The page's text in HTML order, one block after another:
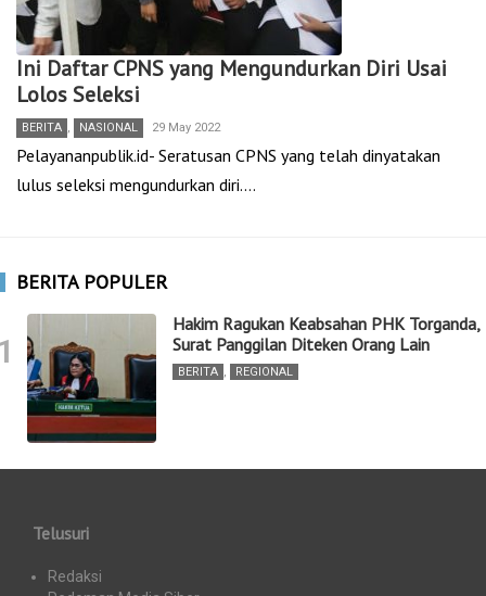
Ini Daftar CPNS yang Mengundurkan Diri Usai
Lolos Seleksi
BERITA , NASIONAL 29 May 2022
Pelayananpublik.id- Seratusan CPNS yang telah dinyatakan
lulus seleksi mengundurkan diri.…
BERITA POPULER
Hakim Ragukan Keabsahan PHK Torganda,
Surat Panggilan Diteken Orang Lain
BERITA , REGIONAL
Telusuri
Redaksi